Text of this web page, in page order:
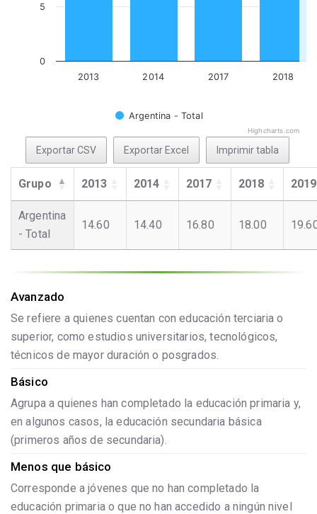
Highcharts.com
Argentina - Total
0
5
2013 2014 2017 2018
Exportar CSV Exportar Excel Imprimir tabla
Grupo 2013 2014 2017 2018 2019
Argentina
- Total
14.60 14.40 16.80 18.00
Avanzado
Se refiere a quienes cuentan con educación terciaria o
superior, como estudios universitarios, tecnológicos,
técnicos de mayor duración o posgrados.
Básico
Agrupa a quienes han completado la educación primaria y,
en algunos casos, la educación secundaria básica
(primeros años de secundaria).
Menos que básico
Corresponde a jóvenes que no han completado la
educación primaria o que no han accedido a ningún nivel